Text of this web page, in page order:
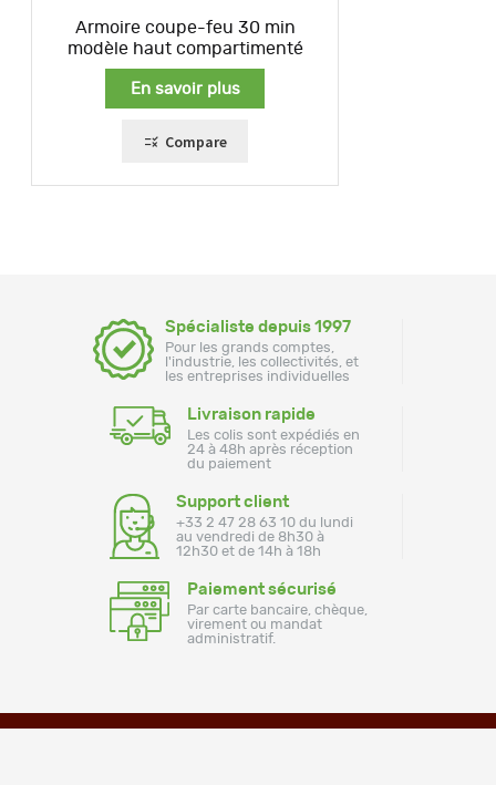
Armoire coupe-feu 30 min
modèle haut compartimenté
En savoir plus
Compare
Spécialiste depuis 1997
Pour les grands comptes,
l'industrie, les collectivités, et
les entreprises individuelles
Livraison rapide
Les colis sont expédiés en
24 à 48h après réception
du paiement
Support client
+33 2 47 28 63 10 du lundi
au vendredi de 8h30 à
12h30 et de 14h à 18h
Paiement sécurisé
Par carte bancaire, chèque,
virement ou mandat
administratif.